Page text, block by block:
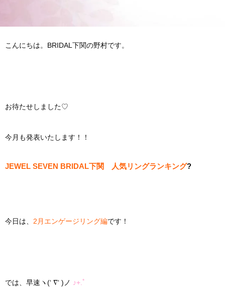
こんにちは。BRIDAL下関の野村です。
お待たせしました♡
今月も発表いたします！！
JEWEL SEVEN BRIDAL下関 人気リングランキング?
今日は、 2月エンゲージリング編です！
では、早速ヽ(‘ ∇‘ )ノ ♪+.ﾟ